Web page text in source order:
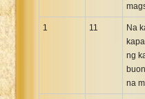
1 11
Na
ng
na